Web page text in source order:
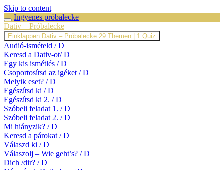
Skip to content
Ingyenes próbalecke
Dativ – Próbalecke
Einklappen Dativ – Próbalecke 29 Themen 1 Quiz
Audió-ismételd / D
Keresd a Dativ-ot/ D
Egy kis ismétlés / D
Csoportosítsd az igéket / D
Melyik eset? / D
Egészítsd ki / D
Egészítsd ki 2. / D
Szóbeli feladat 1. / D
Szóbeli feladat 2. / D
Mi hiányzik? / D
Keresd a párokat / D
Válaszd ki / D
Válaszolj – Wie geht’s? / D
Dich /dir? / D